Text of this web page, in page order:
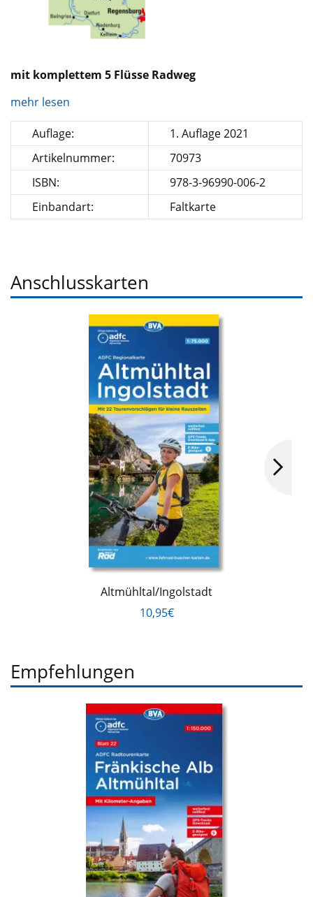
mit komplettem 5 Flüsse Radweg
mehr lesen
Auflage:
1. Auflage 2021
Artikelnummer:
70973
ISBN:
978-3-96990-006-2
Einbandart:
Faltkarte
Anschlusskarten
Altmühltal/Ingolstadt
10,95€
Empfehlungen